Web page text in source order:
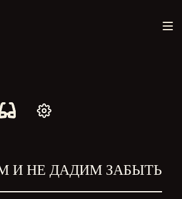
И НЕ ДАДИМ ЗАБЫТЬ